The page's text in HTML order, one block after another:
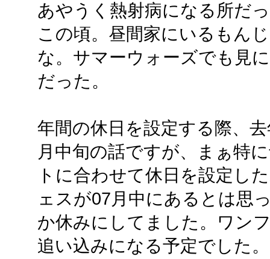
あやうく熱射病になる所だ
この頃。昼間家にいるもん
な。サマーウォーズでも見
だった。
年間の休日を設定する際、
月中旬の話ですが、まぁ特
トに合わせて休日を設定し
ェスが07月中にあるとは思
か休みにしてました。ワン
追い込みになる予定でした